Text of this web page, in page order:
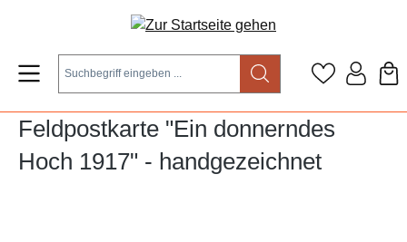
Zum Hauptinhalt springen
Feldpostkarte "Ein donnerndes
Hoch 1917" - handgezeichnet